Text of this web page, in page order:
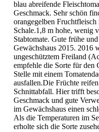
blau abreifende
Geschmack. Sehr schön
orangegelben
Schale.1,8 m hohe, wenig
Stabtomate. Gute frühe
Gewächshaus 2015. 2016
ungeschütztem Freiland
empfehle die Sorte für den
Stelle mit einem
ausfallen.Die Früchte
Schnittabfall. Hier trifft
Geschmack und gute
im Gewächshaus einen
Als die Temperaturen im
erholte sich die Sorte